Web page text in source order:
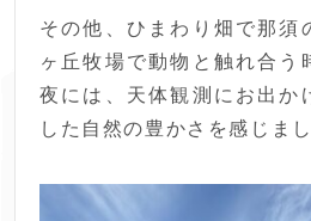
その他、ひまわり畑で那須
ヶ丘牧場で動物と触れ合う
夜には、天体観測にお出か
した自然の豊かさを感じまし